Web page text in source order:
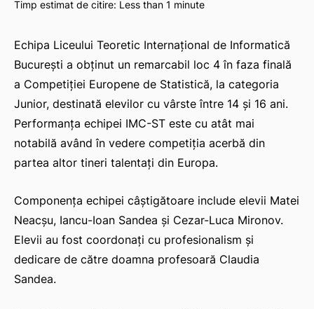
Timp estimat de citire: Less than 1 minute
Echipa Liceului Teoretic Internațional de Informatică
București a obținut un remarcabil loc 4 în faza finală
a Competiției Europene de Statistică, la categoria
Junior, destinată elevilor cu vârste între 14 și 16 ani.
Performanța echipei IMC-ST este cu atât mai
notabilă având în vedere competiția acerbă din
partea altor tineri talentați din Europa.
Componența echipei câștigătoare include elevii Matei
Neacșu, Iancu-Ioan Sandea și Cezar-Luca Mironov.
Elevii au fost coordonați cu profesionalism și
dedicare de către doamna profesoară Claudia
Sandea.